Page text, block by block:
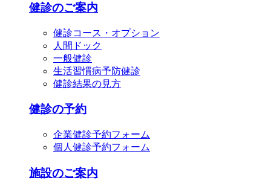
健診のご案内
健診コース・オプション
人間ドック
一般健診
生活習慣病予防健診
健診結果の見方
健診の予約
企業健診予約フォーム
個人健診予約フォーム
施設のご案内